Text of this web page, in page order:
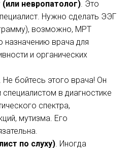
невропатолог). Это
Нужно сделать ЭЭГ
возможно, МРТ
назначению врача для
и органических
. Не бойтесь этого врача! Он
в диагностике
спектра,
мутизма. Его
по слуху). Иногда